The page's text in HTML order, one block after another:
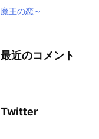
魔王の恋～
最近のコメント
Twitter